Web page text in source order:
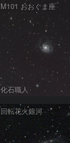
M101 おおぐま座
化石職人
回転花火銀河